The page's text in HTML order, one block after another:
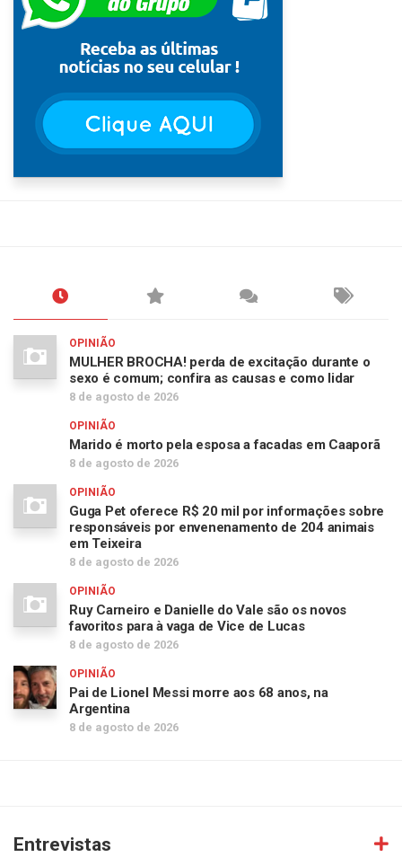
OPINIÃO
MULHER BROCHA! perda de excitação durante o
sexo é comum; confira as causas e como lidar
8 de agosto de 2026
OPINIÃO
Marido é morto pela esposa a facadas em Caaporã
8 de agosto de 2026
OPINIÃO
Guga Pet oferece R$ 20 mil por informações sobre
responsáveis por envenenamento de 204 animais
em Teixeira
8 de agosto de 2026
OPINIÃO
Ruy Carneiro e Danielle do Vale são os novos
favoritos para à vaga de Vice de Lucas
8 de agosto de 2026
OPINIÃO
Pai de Lionel Messi morre aos 68 anos, na
Argentina
8 de agosto de 2026
Entrevistas